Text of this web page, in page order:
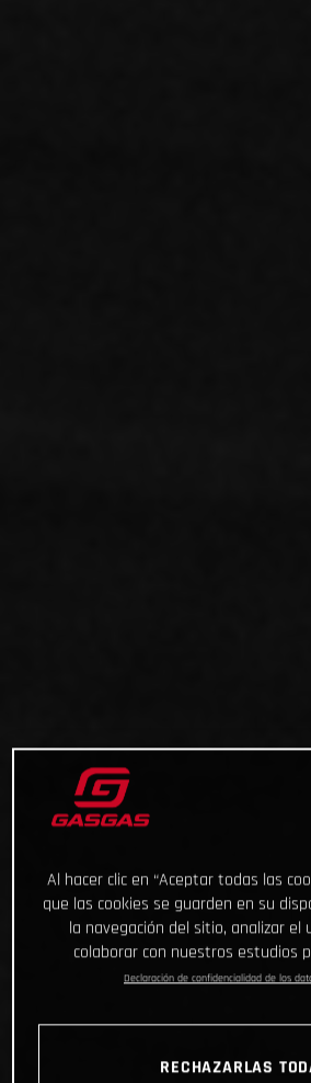
Al hacer clic en “Aceptar todas las
que las cookies se guarden en su
la navegación del sitio, analizar el
colaborar con nuestros estudios
Declaración de confidencialidad de los
RECHAZARLAS